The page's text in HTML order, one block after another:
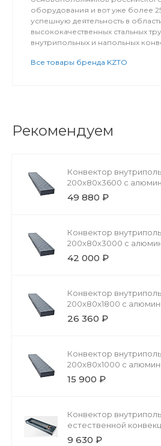
оборудования и вот уже более
успешную деятельность в
высококачественных стальных
внутрипольных и напольных
Все товары бренда KZTO
Рекомендуем
Конвектор
200x80x3600 с
49 880 ₽
Конвектор
200x80x3000 с
42 000 ₽
Конвектор
200x80x1800 с
26 360 ₽
Конвектор
200x80x1000 с
15 900 ₽
Конвектор
естественной
200-85-800 без
9 630 ₽